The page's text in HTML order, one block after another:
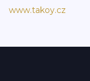
www.takoy.cz